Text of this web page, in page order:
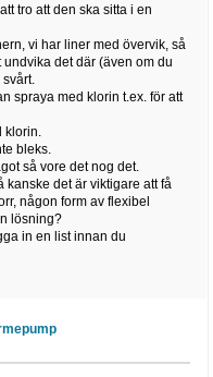
tro att den ska sitta i en
vi har liner med övervik, så
det där (även om du
svårt.
spraya med klorin t.ex. för att
klorin.
bleks.
så vore det nog det.
kanske det är viktigare att få
någon form av flexibel
lösning?
in en list innan du